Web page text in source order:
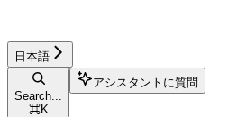
日本語
Search...
⌘K
アシスタントに質問